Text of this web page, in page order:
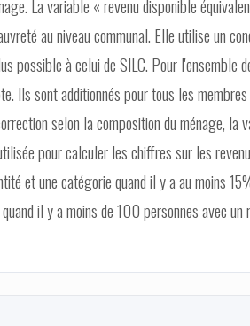
La variable « revenu disponible
au niveau communal. Elle utilise un
possible à celui de SILC. Pour l'ensemble
Ils sont additionnés pour tous les
selon la composition du ménage, la
pour calculer les chiffres sur les
et une catégorie quand il y a au moins
il y a moins de 100 personnes avec un